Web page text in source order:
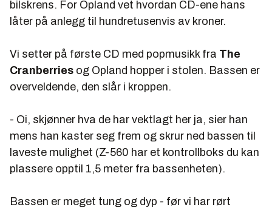
bilskrens. For Opland vet hvordan CD-ene hans
låter på anlegg til hundretusenvis av kroner.
Vi setter på første CD med popmusikk fra The
Cranberries og Opland hopper i stolen. Bassen er
overveldende, den slår i kroppen.
- Oi, skjønner hva de har vektlagt her ja, sier han
mens han kaster seg frem og skrur ned bassen til
laveste mulighet (Z-560 har et kontrollboks du kan
plassere opptil 1,5 meter fra bassenheten).
Bassen er meget tung og dyp - før vi har rørt